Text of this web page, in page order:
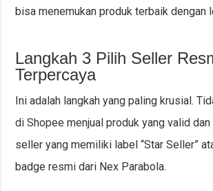
bisa menemukan produk terbaik dengan
Langkah 3 Pilih Seller
Terpercaya
Ini adalah langkah yang paling krusial.
di Shopee menjual produk yang valid
seller yang memiliki label “Star Seller”
badge resmi dari Nex Parabola.